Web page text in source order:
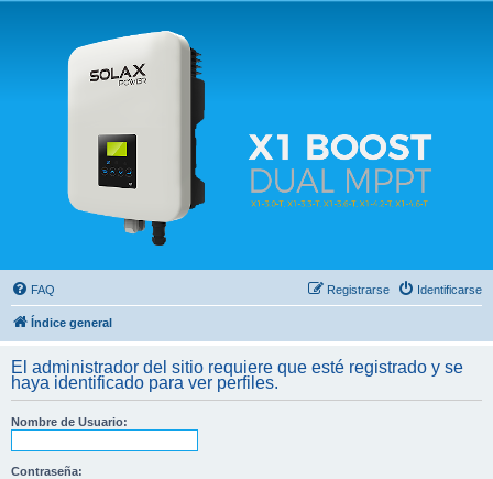
Solax FAQ
Lugar para intercambiar dudas sobre inversores solares Solax y temas relacionados.
FAQ Identificarse
Registrarse
Índice general
El administrador del sitio requiere que esté registrado y se
haya identificado para ver perfiles.
Nombre de Usuario:
Contraseña: